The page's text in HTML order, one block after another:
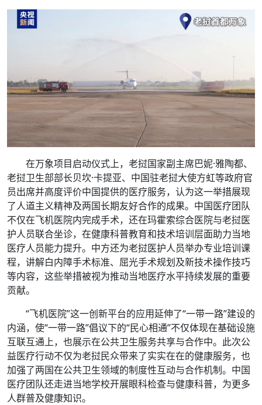
在万象项目启动仪式上，老挝国家副主席巴妮·雅陶都、
老挝卫生部部长贝坎·卡提亚、中国驻老挝大使方虹等政府官
员出席并高度评价中国提供的医疗服务，认为这一举措展现
了人道主义精神及两国长期友好合作的成果。中国医疗团队
不仅在飞机医院内完成手术，还在玛霍索综合医院与老挝医
护人员联合坐诊，在健康科普教育和技术培训层面助力当地
医疗人员能力提升。中方还为老挝医护人员举办专业培训课
程，讲解白内障手术标准、屈光手术规划及新技术操作技巧
等内容，这些举措被视为推动当地医疗水平持续发展的重要
贡献。
“飞机医院”这一创新平台的应用延伸了“一带一路”建设的
内涵，使“一带一路”倡议下的“民心相通”不仅体现在基础设施
互联互通上，也展示在公共卫生服务共享与合作中。此次公
益医疗行动不仅为老挝民众带来了实实在在的健康服务，也
加强了两国在公共卫生领域的制度性互动与合作机制。中国
医疗团队还走进当地学校开展眼科检查与健康科普，为更多
人群普及健康知识。